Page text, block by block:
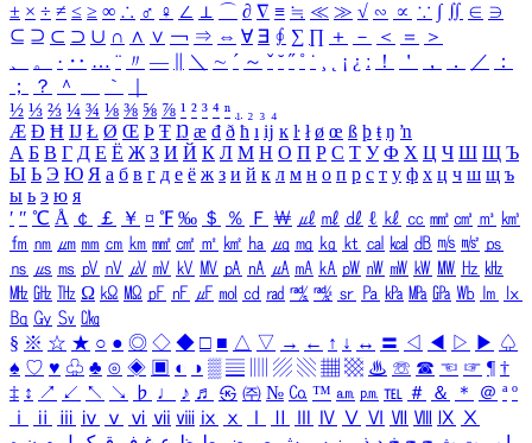
± × ÷ ≠ ≤ ≥ ∞ ∴ ♂ ♀ ∠ ⊥ ⌒ ∂ ∇ ≡ ≒ ≪ ≫ √ ∽ ∝ ∵ ∫ ∬ ∈ ∋
⊆ ⊇ ⊂ ⊃ ∪ ∩ ∧ ∨ ￢ ⇒ ⇔ ∀ ∃ ∮ ∑ ∏ ＋ － ＜ ＝
＞
、
。 · ‥ … ¨ 〃 ― ＼ ∼ ´ ～ ˇ ˘ ˝ ˚ ˙ ¸ ¡ ¿ ː ！ ＇ ， ． ／
：
；
？ ＾ ｀
½ ⅓ ⅔ ¼ ¾ ⅛ ⅜ ⅝ ⅞ ¹ ² ³ ⁴ ⁿ ₁ ₂ ₃ ₄
Æ Ð Ħ Ĳ Ł Ø Œ Þ Ŧ Ŋ æ đ ð ħ ı ĳ ĸ ŀ ł ø œ ß þ ŧ ŋ ŉ
А Б В Г Д Е Ё Ж З И Й К Л М Н О П Р С Т У Ф Х Ц Ч Ш Щ Ъ
Ы Ь Э Ю Я а б в г д е ё ж з и й к л м н о п р с т у ф х ц ч ш щ ъ
ы ь э ю я
′ ″ ℃ Å ￠ ￡ ￥ ¤ ℉ ‰ ＄ ％ Ｆ ￦ ㎕ ㎖ ㎗ ℓ ㎘ ㏄ ㎣ ㎤ ㎥ ㎦
㎙ ㎚ ㎛ ㎜ ㎝ ㎞ ㎟ ㎠ ㎡ ㎢ ㏊ ㎍ ㎎ ㎏ ㏏ ㎈ ㎉ ㏈ ㎧ ㎨ ㎰
㎱ ㎲ ㎳ ㎴ ㎵ ㎶ ㎷ ㎸ ㎹ ㎀ ㎁ ㎂ ㎃ ㎄ ㎺ ㎻ ㎽ ㎾ ㎿ ㎐ ㎑
㎒ ㎓ ㎔ Ω ㏀ ㏁ ㎊ ㎋ ㎌ ㏖ ㏅ ㎭ ㎮ ㎯ ㏛ ㎩ ㎪ ㎫ ㎬ ㏝ ㏐
㏓
㏃ ㏉ ㏜ ㏆
§ ※ ☆ ★ ○ ● ◎ ◇ ◆ □ ■ △ ▽ → ← ↑ ↓ ↔ 〓 ◁ ◀ ▷ ▶ ♤
♠ ♡ ♥ ♧ ♣ ⊙ ◈ ▣ ◐ ◑ ▒ ▤ ▨ ▧ ▦ ▩ ♨ ☏ ☎ ☜ ☞ ¶ †
‡ ↕ ↗ ↙ ↖ ↘ ♭ ♩ ♪ ♬ ㉿ ㈜ № ㏇ ™ ㏂ ㏘ ℡ ＃ ＆ ＊ ＠ ª º
ⅰ
ⅱ ⅲ ⅳ ⅴ ⅵ ⅶ ⅷ ⅸ ⅹ Ⅳ Ⅴ Ⅵ Ⅶ Ⅷ Ⅸ Ⅹ